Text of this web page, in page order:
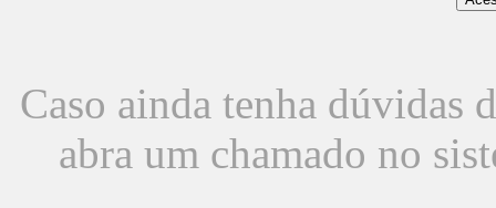
Caso ainda tenha dúvidas
abra um chamado no